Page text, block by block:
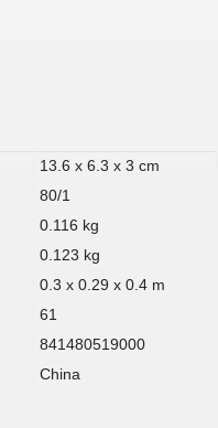
13.6 x 6.3 x 3 cm
80/1
0.116 kg
0.123 kg
0.3 x 0.29 x 0.4 m
61
841480519000
China